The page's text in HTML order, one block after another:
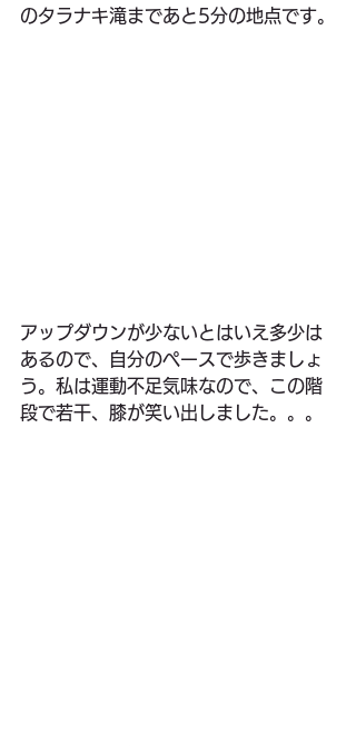
のタラナキ滝まであと5分の地点です。
アップダウンが少ないとはいえ多少は
あるので、自分のペースで歩きましょ
う。私は運動不足気味なので、この階
段で若干、膝が笑い出しました。。。